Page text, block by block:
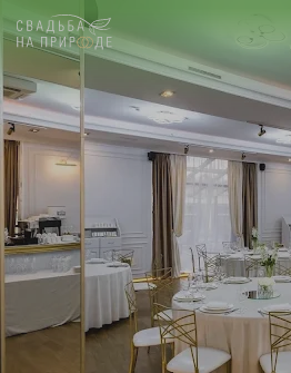
Москва
Банкет
Свадьба
День рождения
Выпускной